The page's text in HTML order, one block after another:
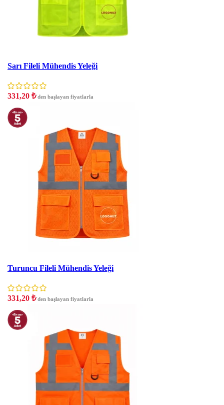
Sarı Fileli Mühendis Yeleği
331,20 ₺'den başlayan fiyatlarla
Turuncu Fileli Mühendis Yeleği
331,20 ₺'den başlayan fiyatlarla